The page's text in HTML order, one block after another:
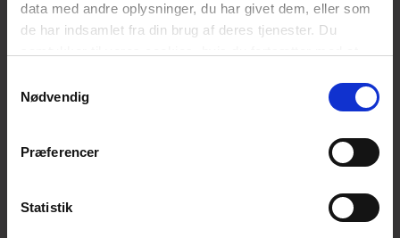
data med andre oplysninger, du har givet dem, eller som
de har indsamlet fra din brug af deres tjenester. Du
Nødvendig
Præferencer
Statistik